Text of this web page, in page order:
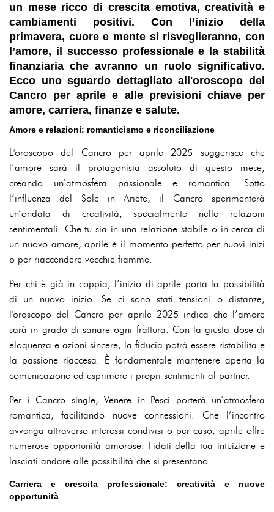
un mese ricco di crescita emotiva, creatività e
cambiamenti positivi. Con l’inizio della
primavera, cuore e mente si risveglieranno, con
l’amore, il successo professionale e la stabilità
finanziaria che avranno un ruolo significativo.
Ecco uno sguardo dettagliato all'oroscopo del
Cancro per aprile e alle previsioni chiave per
amore, carriera, finanze e salute.
Amore e relazioni: romanticismo e riconciliazione
L'oroscopo del Cancro per aprile 2025 suggerisce che
l’amore sarà il protagonista assoluto di questo mese,
creando un’atmosfera passionale e romantica. Sotto
l’influenza del Sole in Ariete, il Cancro sperimenterà
un’ondata di creatività, specialmente nelle relazioni
sentimentali. Che tu sia in una relazione stabile o in cerca di
un nuovo amore, aprile è il momento perfetto per nuovi inizi
o per riaccendere vecchie fiamme.
Per chi è già in coppia, l’inizio di aprile porta la possibilità
di un nuovo inizio. Se ci sono stati tensioni o distanze,
l'oroscopo del Cancro per aprile 2025 indica che l’amore
sarà in grado di sanare ogni frattura. Con la giusta dose di
eloquenza e azioni sincere, la fiducia potrà essere ristabilita e
la passione riaccesa. È fondamentale mantenere aperta la
comunicazione ed esprimere i propri sentimenti al partner.
Per i Cancro single, Venere in Pesci porterà un’atmosfera
romantica, facilitando nuove connessioni. Che l’incontro
avvenga attraverso interessi condivisi o per caso, aprile offre
numerose opportunità amorose. Fidati della tua intuizione e
lasciati andare alle possibilità che si presentano.
Carriera e crescita professionale: creatività e nuove
opportunità